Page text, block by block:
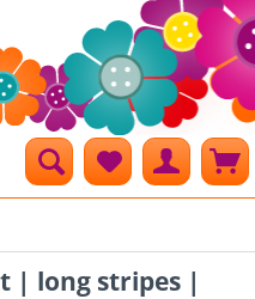
| long stripes |